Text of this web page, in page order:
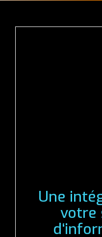
Une
fine de
Une
votre
Un